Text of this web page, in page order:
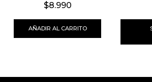
$8.990
AÑADIR AL CARRITO